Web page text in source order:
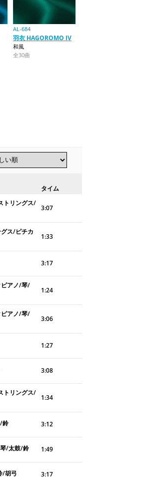
AL-684
羽衣 HAGOROMO IV
和風
全30曲
タイム
トリングス/
3:07
ス/ピチカ
1:33
3:17
ピアノ/琴/
1:24
ピアノ/琴/
3:06
1:27
3:08
トリングス/
1:34
鈴 3:12
/太鼓/鈴 1:49
/胡弓 3:17